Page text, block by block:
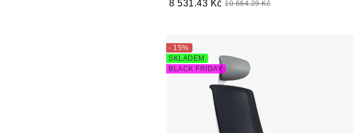
8 531.43 Kč 10 664.29 Kč
- 15%
SKLADEM
BLACK FRIDAY